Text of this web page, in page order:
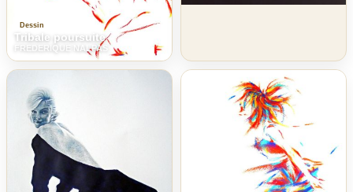
Dessin
Tribale poursuite
FREDERIQUE NALPAS